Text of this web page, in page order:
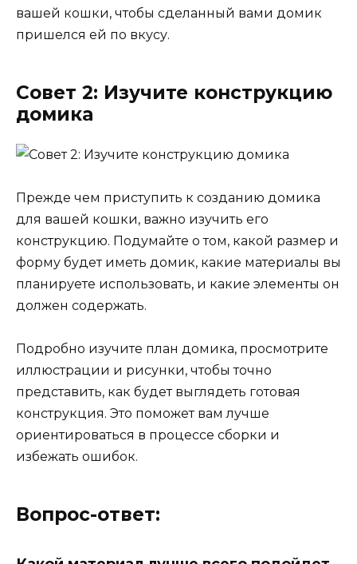
вашей кошки, чтобы сделанный вами домик
пришелся ей по вкусу.
Совет 2: Изучите конструкцию
домика
Прежде чем приступить к созданию домика
для вашей кошки, важно изучить его
конструкцию. Подумайте о том, какой размер и
форму будет иметь домик, какие материалы вы
планируете использовать, и какие элементы он
должен содержать.
Подробно изучите план домика, просмотрите
иллюстрации и рисунки, чтобы точно
представить, как будет выглядеть готовая
конструкция. Это поможет вам лучше
ориентироваться в процессе сборки и
избежать ошибок.
Вопрос-ответ: